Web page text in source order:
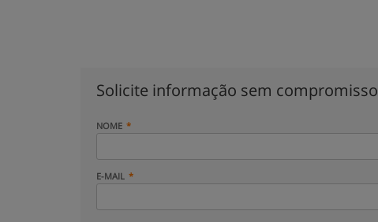
Solicite informação sem compromisso
NOME
E-MAIL